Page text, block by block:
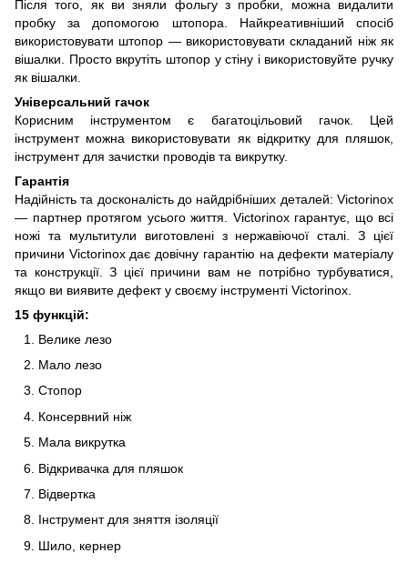
Після того, як ви зняли фольгу з пробки, можна видалити
пробку за допомогою штопора. Найкреативніший спосіб
використовувати штопор — використовувати складаний ніж як
вішалки. Просто вкрутіть штопор у стіну і використовуйте ручку
як вішалки.
Універсальний гачок
Корисним інструментом є багатоцільовий гачок. Цей
інструмент можна використовувати як відкритку для пляшок,
інструмент для зачистки проводів та викрутку.
Гарантія
Надійність та досконалість до найдрібніших деталей: Victorinox
— партнер протягом усього життя. Victorinox гарантує, що всі
ножі та мультитули виготовлені з нержавіючої сталі. З цієї
причини Victorinox дає довічну гарантію на дефекти матеріалу
та конструкції. З цієї причини вам не потрібно турбуватися,
якщо ви виявите дефект у своєму інструменті Victorinox.
15 функцій:
Велике лезо
Мало лезо
Стопор
Консервний ніж
Мала викрутка
Відкривачка для пляшок
Відвертка
Інструмент для зняття ізоляції
Шило, кернер